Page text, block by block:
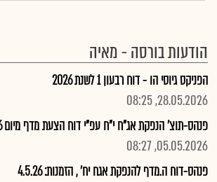
הודעות בורסה - מאיה
הפניקס גיוסי הו - דוח רבעון 1 לשנת 2026
28.05.2026, 08:25
פנהס-תוצ' הנפקת אג"ח י"ח עפ"י דוח הצעת מדף מיום 3.5.26
05.05.2026, 08:27
פנהס-דוח ה.מדף להנפקת אגח יח' , הזמנות: 4.5.26